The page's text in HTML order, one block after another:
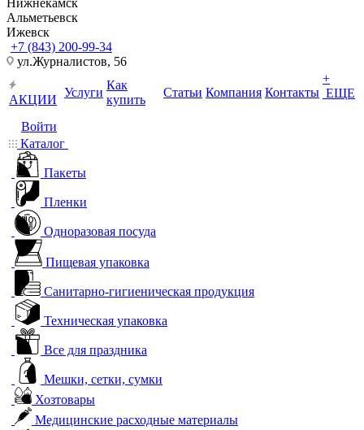
Нижнекамск
Альметьевск
Ижевск
+7 (843) 200-99-34
ул.Журналистов, 56
АКЦИИ
Услуги
Как
купить
Статьи Компания Контакты
+
ЕЩЕ
Войти
Каталог
Пакеты
Пленки
Одноразовая посуда
Пищевая упаковка
Санитарно-гигиеническая продукция
Техническая упаковка
Все для праздника
Мешки, сетки, сумки
Хозтовары
Медицинские расходные материалы